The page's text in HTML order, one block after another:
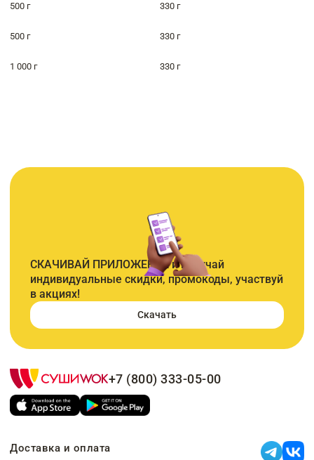
500 г 330 г
500 г 330 г
1 000 г 330 г
СКАЧИВАЙ ПРИЛОЖЕНИЕ и получай
индивидуальные скидки, промокоды, участвуй
в акциях!
Скачать
+7 (800) 333-05-00
Доставка и оплата